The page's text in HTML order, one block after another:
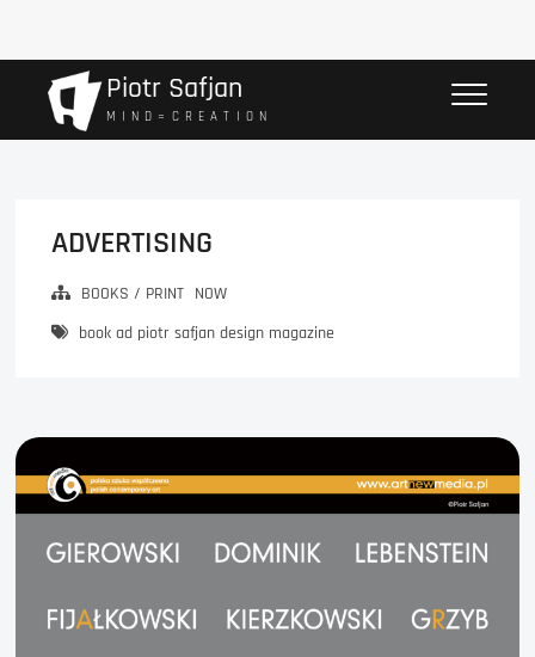
Piotr Safjan
M I N D = C R E A T I O N
ADVERTISING
BOOKS / PRINT NOW
book ad piotr safjan design magazine